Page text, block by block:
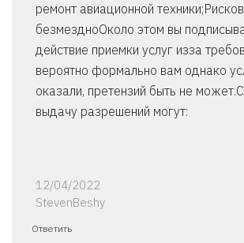
ремонт авиационной
безмездноОколо этом вы
действие приемки услуг изза
вероятно формально вам однако
оказали, претензий быть не
выдачу разрешений могут:
12/04/2022
StevenBeshy
Ответить